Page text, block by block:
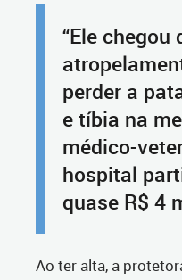
“Ele
perder a
e tíbia na
médico-
hospital
quase R$ 4
Ao ter alta, a